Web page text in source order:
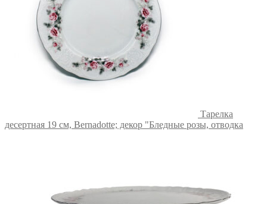
Тарелка
десертная 19 см, Bernadotte; декор "Бледные розы, отводка